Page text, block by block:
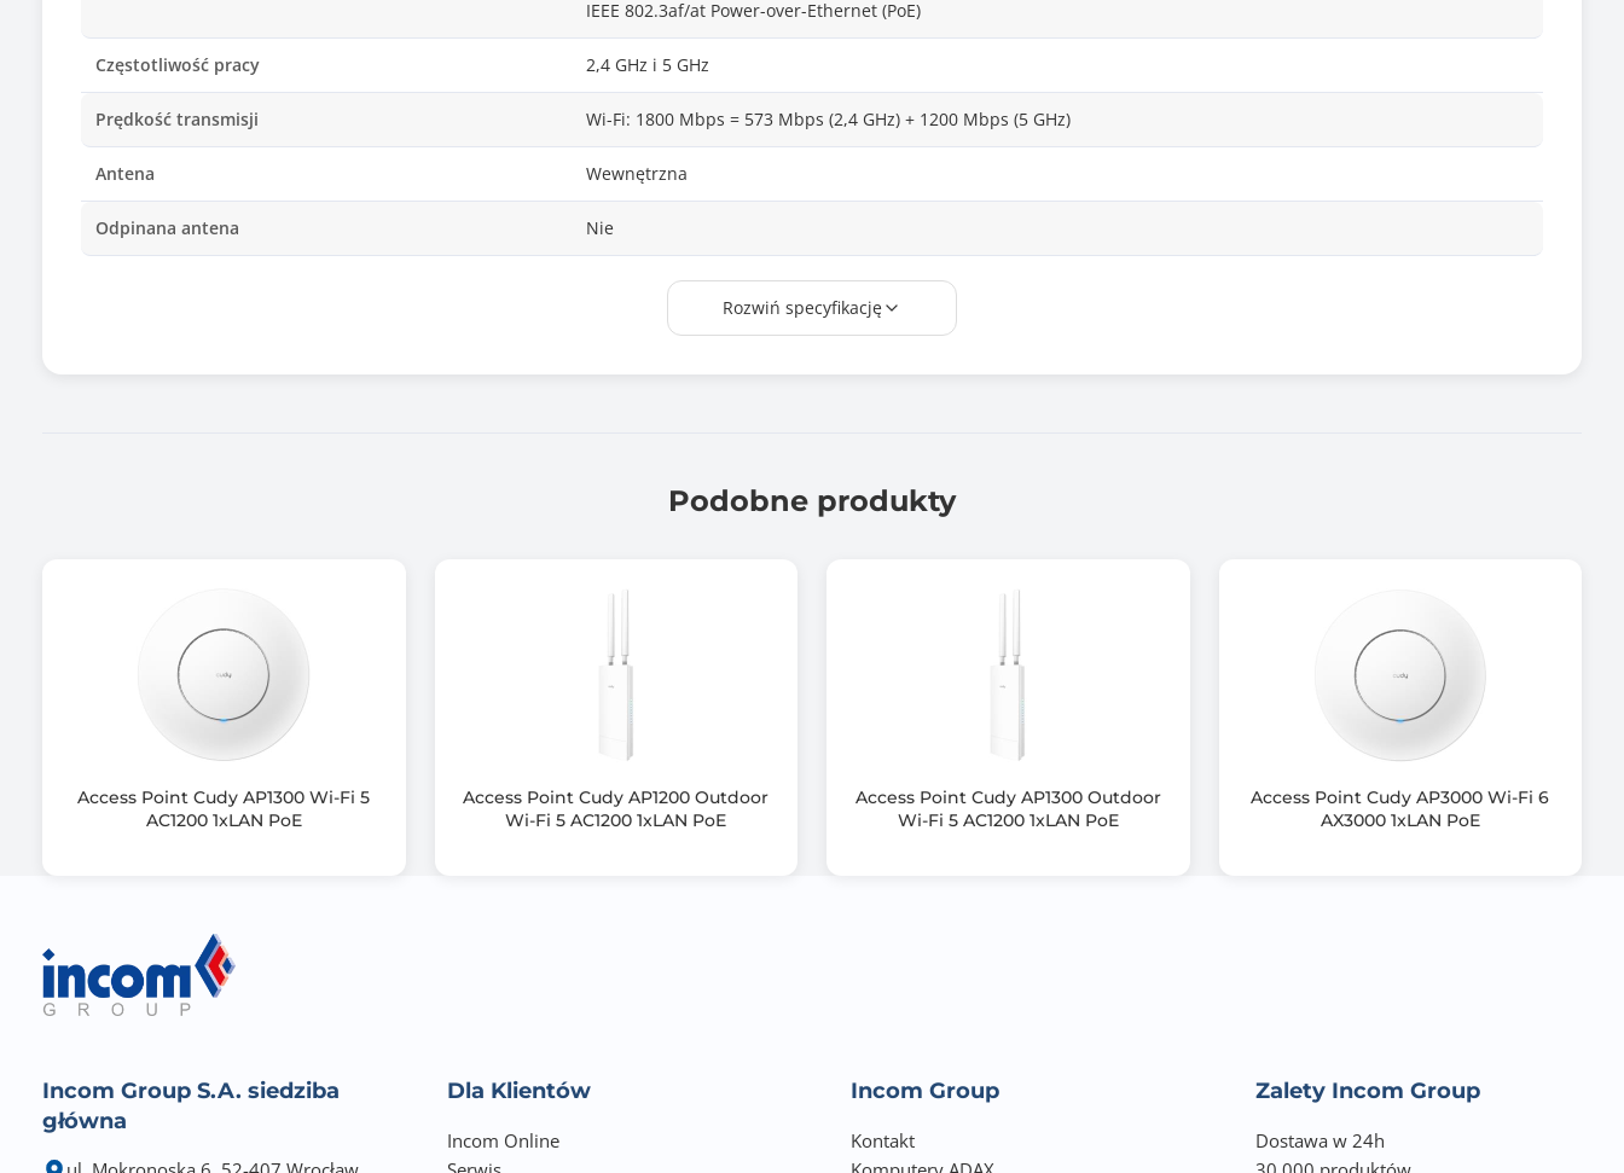
IEEE 802.3af/at Power-over-Ethernet (PoE)
Częstotliwość pracy 2,4 GHz i 5 GHz
Prędkość transmisji Wi-Fi: 1800 Mbps = 573 Mbps (2,4 GHz) + 1200 Mbps (5 GHz)
Antena Wewnętrzna
Odpinana antena Nie
6 dBi (2,4GHz), 5,5 dBi (5GHz)
Max power consumption: 28,2 W
Cooling type: Passive
PoE out: Passive PoE up to 57V
Rozwiń specyfikację
Podobne produkty
Access Point Cudy AP1300 Wi-Fi 5
AC1200 1xLAN PoE
Access Point Cudy AP1200 Outdoor
Wi-Fi 5 AC1200 1xLAN PoE
Access Point Cudy AP1300 Outdoor
Wi-Fi 5 AC1200 1xLAN PoE
Access Point Cudy AP3000 Wi-Fi 6
AX3000 1xLAN PoE
Incom Group S.A. siedziba
główna
Dla Klientów
Incom Online
Incom Group
Kontakt
Zalety Incom Group
Dostawa w 24h